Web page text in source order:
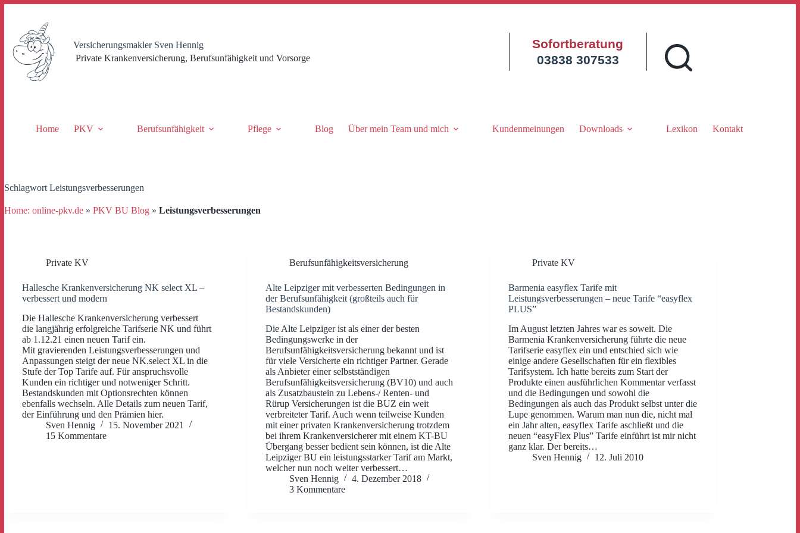
springen
Versicherungsmakler Sven Hennig
Private Krankenversicherung, Berufsunfähigkeit und Vorsorge
Sofortberatung
03838 307533
Home PKV Berufsunfähigkeit Pflege Blog Über mein Team und mich Kundenmeinungen Downloads Lexikon Kontakt
Schlagwort Leistungsverbesserungen
Home: online-pkv.de » PKV BU Blog » Leistungsverbesserungen
Private KV
Hallesche Krankenversicherung NK select XL –
verbessert und modern
Die Hallesche Krankenversicherung verbessert
die langjährig erfolgreiche Tarifserie NK und führt
ab 1.12.21 einen neuen Tarif ein.
Mit gravierenden Leistungsverbesserungen und
Anpassungen steigt der neue NK.select XL in die
Stufe der Top Tarife auf. Für anspruchsvolle
Kunden ein richtiger und notweniger Schritt.
Bestandskunden mit Optionsrechten können
ebenfalls wechseln. Alle Details zum neuen Tarif,
der Einführung und den Prämien hier.
Sven Hennig
15. November 2021
15 Kommentare
Berufsunfähigkeitsversicherung
Alte Leipziger mit verbesserten Bedingungen in
der Berufsunfähigkeit (großteils auch für
Bestandskunden)
Die Alte Leipziger ist als einer der besten
Bedingungswerke in der
Berufsunfähigkeitsversicherung bekannt und ist
für viele Versicherte ein richtiger Partner. Gerade
als Anbieter einer selbstständigen
Berufsunfähigkeitsversicherung (BV10) und auch
als Zusatzbaustein zu Lebens-/ Renten- und
Rürup Versicherungen ist die BUZ ein weit
verbreiteter Tarif. Auch wenn teilweise Kunden
mit einer privaten Krankenversicherung trotzdem
bei ihrem Krankenversicherer mit einem KT-BU
Übergang besser bedient sein können, ist die Alte
Leipziger BU ein leistungsstarker Tarif am Markt,
welcher nun noch weiter verbessert…
Sven Hennig
4. Dezember 2018
3 Kommentare
Private KV
Barmenia easyflex Tarife mit
Leistungsverbesserungen – neue Tarife “easyflex
PLUS”
Im August letzten Jahres war es soweit. Die
Barmenia Krankenversicherung führte die neue
Tarifserie easyflex ein und entschied sich wie
einige andere Gesellschaften für ein flexibles
Tarifsystem. Ich hatte bereits zum Start der
Produkte einen ausführlichen Kommentar verfasst
und die Bedingungen und sowohl die
Bedingungen als auch das Produkt selbst unter die
Lupe genommen. Warum man nun die, nicht mal
ein Jahr alten, easyflex Tarife aschließt und die
neuen “easyFlex Plus” Tarife einführt ist mir nicht
ganz klar. Der bereits…
Sven Hennig
12. Juli 2010